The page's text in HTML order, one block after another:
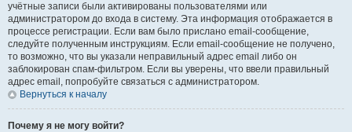
учётные записи были активированы пользователями или
администратором до входа в систему. Эта информация отображается в
процессе регистрации. Если вам было прислано email-сообщение,
следуйте полученным инструкциям. Если email-сообщение не получено,
то возможно, что вы указали неправильный адрес email либо он
заблокирован спам-фильтром. Если вы уверены, что ввели правильный
адрес email, попробуйте связаться с администратором.
Вернуться к началу
Почему я не могу войти?